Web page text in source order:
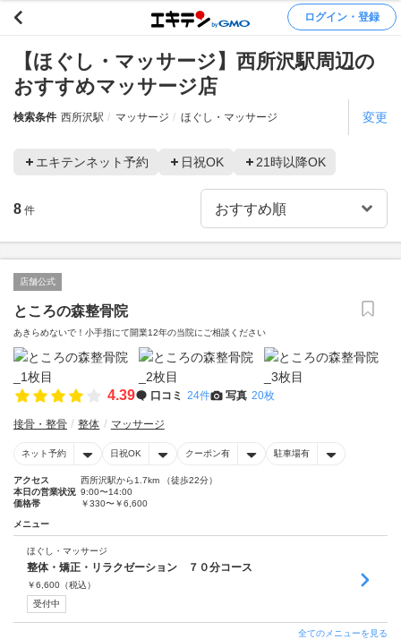
ログイン・登録
【ほぐし・マッサージ】西所沢駅周辺の
おすすめマッサージ店
検索条件 西所沢駅 マッサージ ほぐし・マッサージ 変更
エキテンネット予約 日祝OK 21時以降OK
8 件
店舗公式
ところの森整骨院
あきらめないで！小手指にて開業12年の当院にご相談ください
4.39 口コミ 24件 写真 20枚
接骨・整骨 整体 マッサージ
ネット予約 日祝OK クーポン有 駐車場有
アクセス
西所沢駅から1.7km （徒歩22分）
本日の営業状況 9:00〜14:00
価格帯
￥330〜￥6,600
メニュー
ほぐし・マッサージ
整体・矯正・リラクゼーション ７０分コース
￥6,600 （税込）
受付中
全てのメニューを見る